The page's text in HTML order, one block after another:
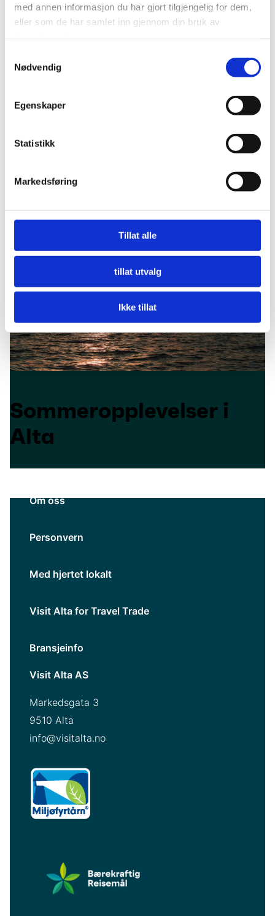
med annen informasjon du har gjort tilgjengelig for dem,
eller som de har samlet inn gjennom din bruk av
Nødvendig
Egenskaper
Statistikk
Markedsføring
Tillat alle
tillat utvalg
Ikke tillat
Sommeropplevelser i
Alta
Om oss
Personvern
Med hjertet lokalt
Visit Alta for Travel Trade
Bransjeinfo
Visit Alta AS
Markedsgata 3
9510 Alta
info@visitalta.no